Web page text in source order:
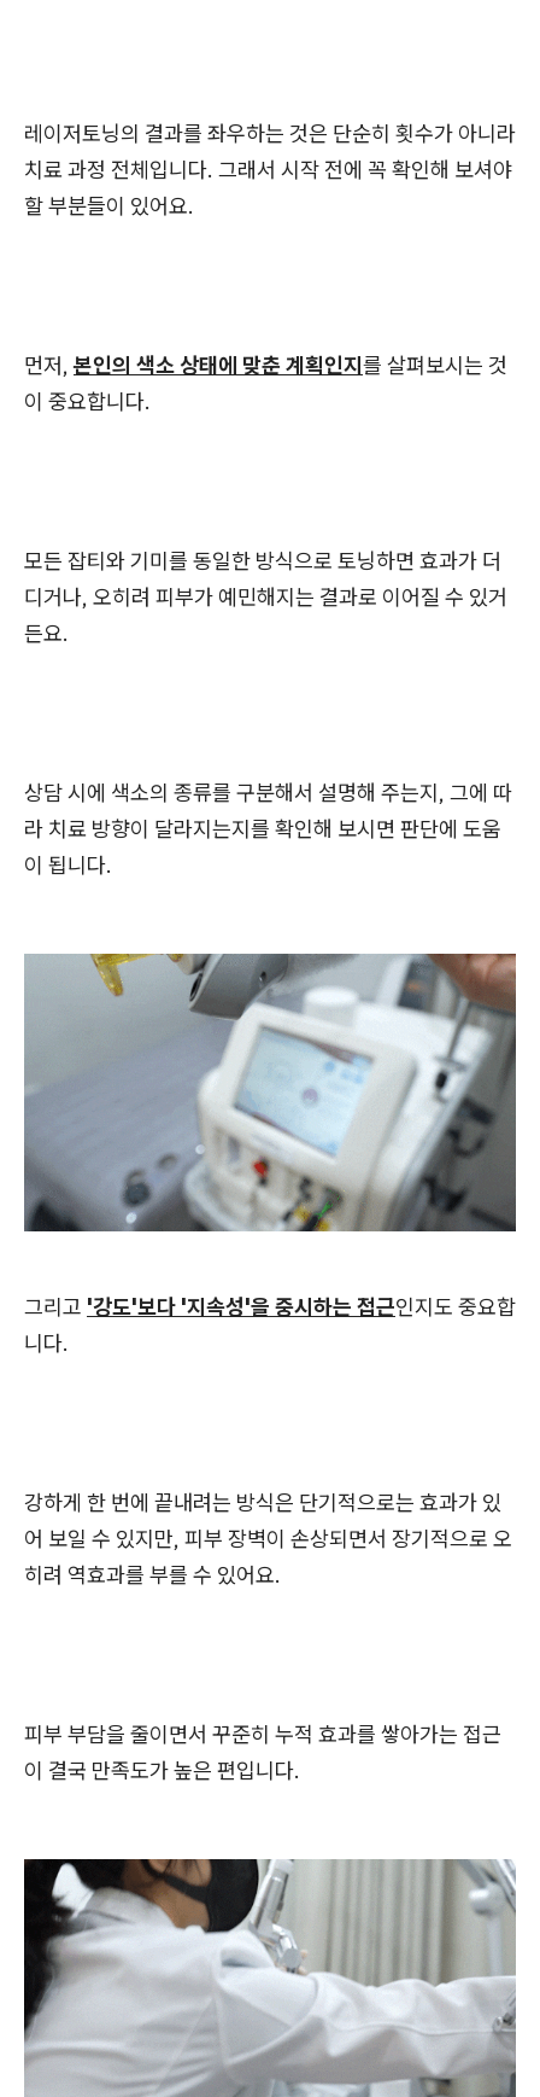
레이저토닝의 결과를 좌우하는 것은 단순히 횟수가 아니라
치료 과정 전체입니다. 그래서 시작 전에 꼭 확인해 보셔야
할 부분들이 있어요.
먼저,본인의 색소 상태에 맞춘 계획인지를 살펴보시는 것
이 중요합니다.
모든 잡티와 기미를 동일한 방식으로 토닝하면 효과가 더
디거나, 오히려 피부가 예민해지는 결과로 이어질 수 있거
든요.
상담 시에 색소의 종류를 구분해서 설명해 주는지, 그에 따
라 치료 방향이 달라지는지를 확인해 보시면 판단에 도움
이 됩니다.
그리고 '강도'보다 '지속성'을 중시하는 접근인지도 중요합
니다.
강하게 한 번에 끝내려는 방식은 단기적으로는 효과가 있
어 보일 수 있지만, 피부 장벽이 손상되면서 장기적으로 오
히려 역효과를 부를 수 있어요.
피부 부담을 줄이면서 꾸준히 누적 효과를 쌓아가는 접근
이 결국 만족도가 높은 편입니다.